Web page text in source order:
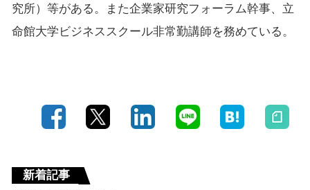
究所）等がある。また企業家研究フォーラム幹事、立
命館大学ビジネススクール非常勤講師を務めている。
新着記事